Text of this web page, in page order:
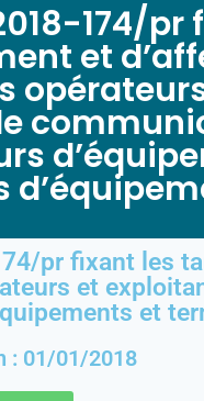
174/
et
pr fixant les
et
et
: 01/01/2018